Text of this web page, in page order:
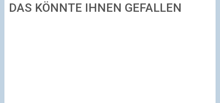
DAS KÖNNTE IHNEN GEFALLEN